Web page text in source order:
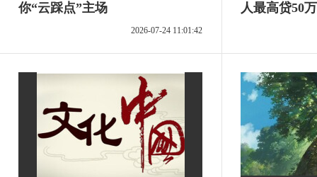
你“云踩点”主场
2026-07-24 11:01:42
人最高贷50